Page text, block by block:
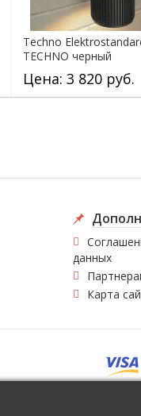
Techno
TECHNO черный
Цена: 3 820 руб.
данных
Карта